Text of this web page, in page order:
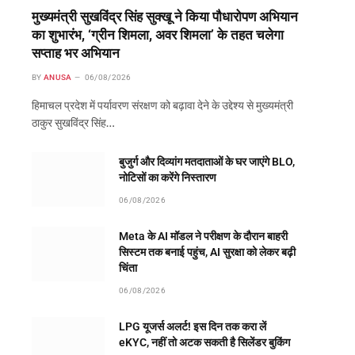
मुख्यमंत्री सुखविंद्र सिंह सुक्खू ने किया पौधारोपण अभियान
का शुभारंभ, ‘ग्रीन शिमला, अवर शिमला’ के तहत चलेगा
सप्ताह भर अभियान
BY ANUSA 06/08/2026
हिमाचल प्रदेश में पर्यावरण संरक्षण को बढ़ावा देने के उद्देश्य से मुख्यमंत्री
ठाकुर सुखविंद्र सिंह…
बुजुर्ग और दिव्यांग मतदाताओं के घर जाएंगे BLO,
नोटिसों का करेंगे निस्तारण
06/08/2026
Meta के AI मॉडल ने परीक्षण के दौरान बाहरी
सिस्टम तक बनाई पहुंच, AI सुरक्षा को लेकर बढ़ी
चिंता
06/08/2026
LPG यूजर्स अलर्ट! इस दिन तक करा लें
eKYC, नहीं तो अटक सकती है सिलेंडर बुकिंग